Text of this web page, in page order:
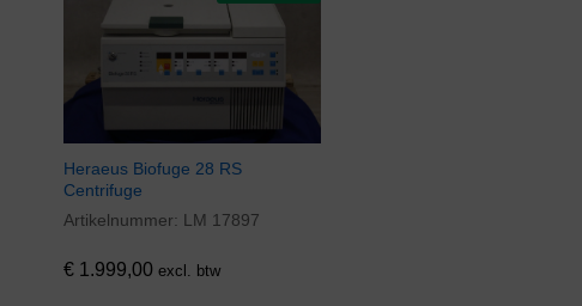
Heraeus Biofuge 28 RS
Centrifuge
Artikelnummer: LM 17897
€ 1.999,00 excl. btw